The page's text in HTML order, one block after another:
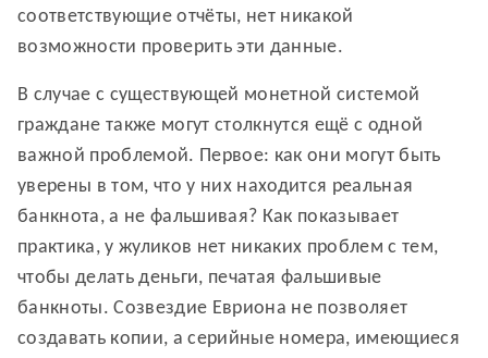
соответствующие отчёты, нет никакой
возможности проверить эти данные.
В случае с существующей монетной системой
граждане также могут столкнутся ещё с одной
важной проблемой. Первое: как они могут быть
уверены в том, что у них находится реальная
банкнота, а не фальшивая? Как показывает
практика, у жуликов нет никаких проблем с тем,
чтобы делать деньги, печатая фальшивые
банкноты. Созвездие Евриона не позволяет
создавать копии, а серийные номера, имеющиеся